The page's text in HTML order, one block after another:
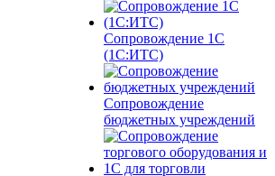
Сопровождение 1С
(1С:ИТС)
Сопровождение
бюджетных учреждений